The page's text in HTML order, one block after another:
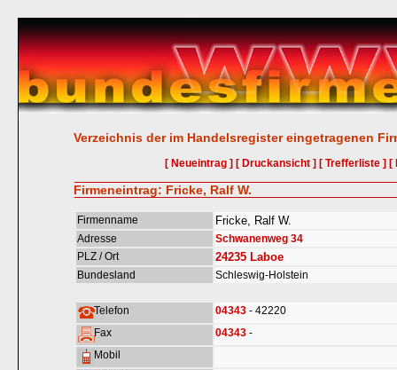
Verzeichnis der im Handelsregister eingetragenen
[ Neueintrag ] [ Druckansicht ] [ Trefferliste ] [
Firmeneintrag: Fricke, Ralf W.
Firmenname Fricke, Ralf W.
Adresse
Schwanenweg 34
PLZ / Ort
24235 Laboe
Bundesland Schleswig-Holstein
Telefon 04343 - 42220
Fax
04343 -
Mobil